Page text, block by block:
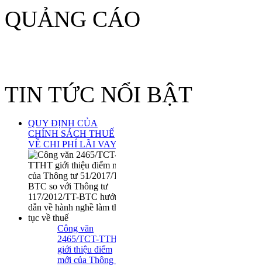
QUẢNG CÁO
TIN TỨC NỔI BẬT
QUY ĐỊNH CỦA
CHÍNH SÁCH THUẾ
VỀ CHI PHÍ LÃI VAY
Công văn
2465/TCT-TTHT
giới thiệu điểm
mới của Thông tư